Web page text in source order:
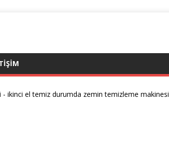
- ikinci el temiz durumda zemin temizleme makinesi